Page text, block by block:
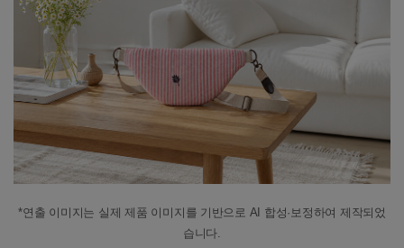
*연출 이미지는 실제 제품 이미지를 기반으로 AI 합성·보정하여 제작되었
습니다.